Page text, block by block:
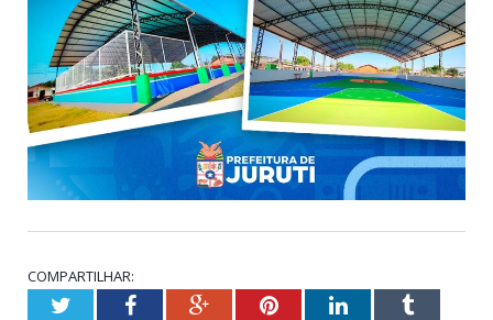
COMPARTILHAR:
TwitterFacebookGoogle+PinterestLinkedInTumblr